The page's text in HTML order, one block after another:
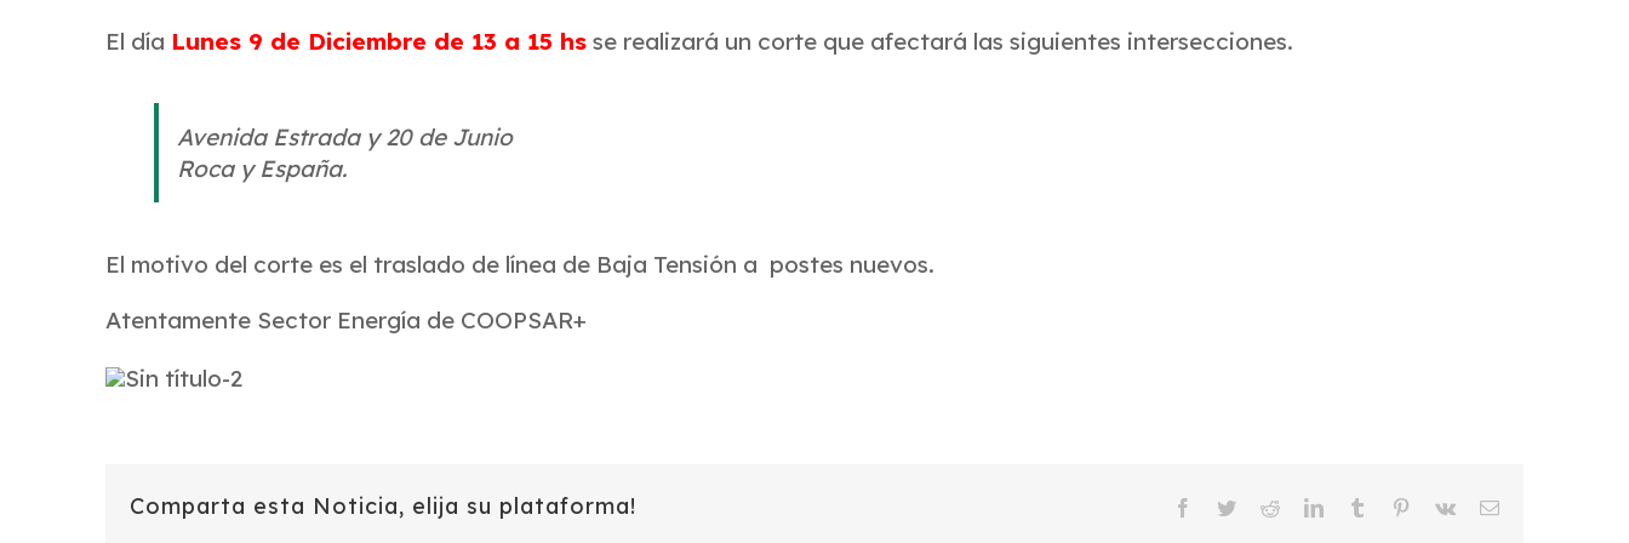
El día Lunes 9 de Diciembre de 13 a 15 hs se realizará un corte que afectará las siguientes intersecciones.
Avenida Estrada y 20 de Junio
Roca y España.
El motivo del corte es el traslado de línea de Baja Tensión a postes nuevos.
Atentamente Sector Energía de COOPSAR+
Comparta esta Noticia, elija su plataforma! Facebook
TwitterRedditLinkedInTumblr Pinterest
Vk Email